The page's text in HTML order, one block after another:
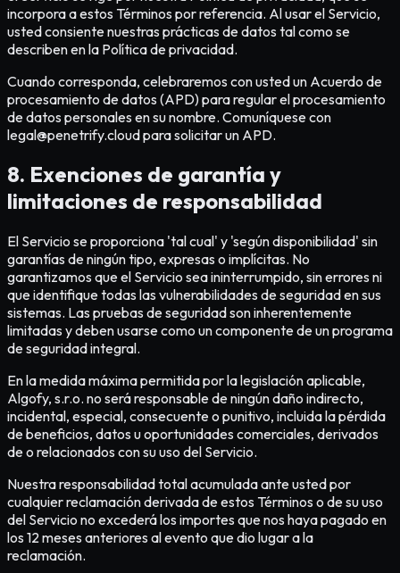
incorpora a estos Términos por referencia. Al usar el Servicio,
usted consiente nuestras prácticas de datos tal como se
describen en la Política de privacidad.
Cuando corresponda, celebraremos con usted un Acuerdo de
procesamiento de datos (APD) para regular el procesamiento
de datos personales en su nombre. Comuníquese con
legal@penetrify.cloud para solicitar un APD.
8. Exenciones de garantía y
limitaciones de responsabilidad
El Servicio se proporciona 'tal cual' y 'según disponibilidad' sin
garantías de ningún tipo, expresas o implícitas. No
garantizamos que el Servicio sea ininterrumpido, sin errores ni
que identifique todas las vulnerabilidades de seguridad en sus
sistemas. Las pruebas de seguridad son inherentemente
limitadas y deben usarse como un componente de un programa
de seguridad integral.
En la medida máxima permitida por la legislación aplicable,
Algofy, s.r.o. no será responsable de ningún daño indirecto,
incidental, especial, consecuente o punitivo, incluida la pérdida
de beneficios, datos u oportunidades comerciales, derivados
de o relacionados con su uso del Servicio.
Nuestra responsabilidad total acumulada ante usted por
cualquier reclamación derivada de estos Términos o de su uso
del Servicio no excederá los importes que nos haya pagado en
los 12 meses anteriores al evento que dio lugar a la
reclamación.